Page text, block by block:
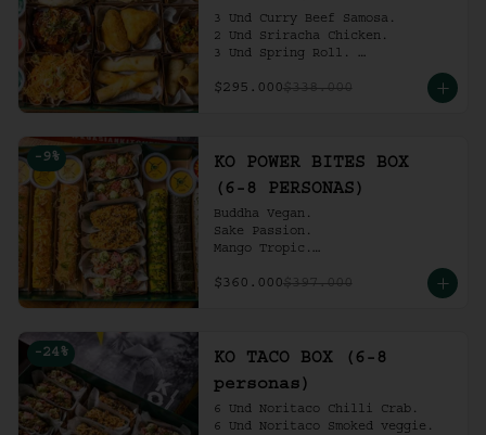
3 Und Curry Beef Samosa.
2 Und Sriracha Chicken.
3 Und Spring Roll.
3 Und Cha Siu Roll.
Gochujang Ribs.
$295.000$338.000
- 9%
KO POWER BITES BOX
(6-8 PERSONAS)
Buddha Vegan.
Sake Passion.
Mango Tropic.
Dragon.
2 Und Noritaco Chilli Crab.
(6-8 personas).
$360.000$397.000
-24 %
KO TACO BOX (6-8
personas)
6 Und Noritaco Chilli Crab.
6 Und Noritaco Smoked veggie.